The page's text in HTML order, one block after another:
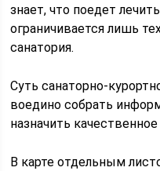
знает, что поедет
ограничивается лишь
санатория.
Суть санаторно-
воедино собрать
назначить качественное
В карте отдельным